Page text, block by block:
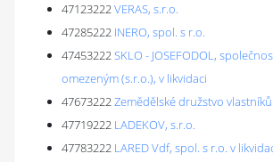
47123222VERAS, s.r.o.
47285222 INERO, spol. s r.o.
47453222SKLO - JOSEFODOL,
omezeným (s.r.o.), v likvidaci
47673222Zemědělské družstvo
47719222 LADEKOV, s.r.o.
47783222 LARED Vdf, spol. s r.o. v